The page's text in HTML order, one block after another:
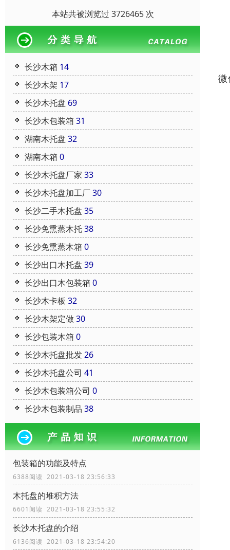
本站共被浏览过 3726465 次
长沙木箱 14
长沙木架 17
长沙木托盘 69
长沙木包装箱 31
湖南木托盘 32
湖南木箱 0
长沙木托盘厂家 33
长沙木托盘加工厂30
长沙二手木托盘 35
长沙免熏蒸木托38
长沙免熏蒸木箱 0
长沙出口木托盘 39
长沙出口木包装箱 0
长沙木卡板 32
长沙木架定做30
长沙包装木箱 0
长沙木托盘批发26
长沙木托盘公司 41
长沙木包装箱公司 0
长沙木包装制品 38
包装箱的功能及特点
6388阅读 2021-03-18 23:56:33
木托盘的堆积方法
6601阅读 2021-03-18 23:55:32
长沙木托盘的介绍
6136阅读 2021-03-18 23:54:20